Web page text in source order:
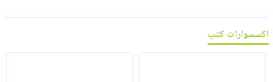
اكسسوارات كتب